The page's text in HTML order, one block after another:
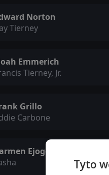
Norton
Tierney
Emmerich
Tierney, Jr.
Grillo
Carbone
Ejogo
Tyto